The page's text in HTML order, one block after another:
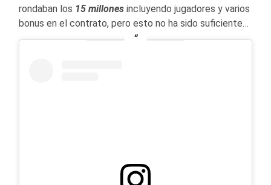
rondaban los 15 millones incluyendo jugadores y varios
bonus en el contrato, pero esto no ha sido suficiente…